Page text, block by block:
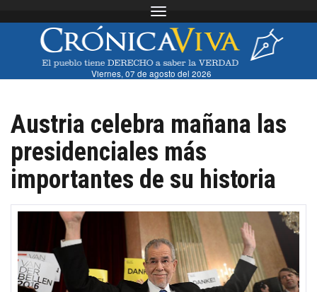
Toggle navigation
Viernes, 07 de agosto del 2026
Austria celebra mañana las
presidenciales más
importantes de su historia